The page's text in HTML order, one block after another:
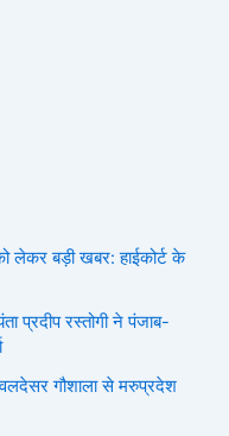
लेकर बड़ी खबर: हाईकोर्ट के
प्रदीप रस्तोगी ने पंजाब-
गौशाला से मरुप्रदेश